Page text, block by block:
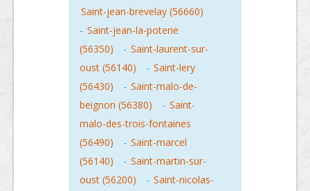
Saint-jean-brevelay (56660)
- Saint-jean-la-poterie
(56350)
- Saint-laurent-sur-
oust (56140)
- Saint-lery
(56430)
- Saint-malo-de-
beignon (56380)
- Saint-
malo-des-trois-fontaines
(56490)
- Saint-marcel
(56140)
- Saint-martin-sur-
oust (56200)
- Saint-nicolas-